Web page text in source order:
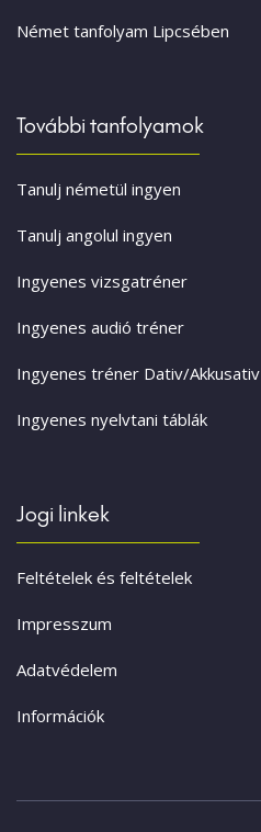
Német tanfolyam Lipcsében
További tanfolyamok
Tanulj németül ingyen
Tanulj angolul ingyen
Ingyenes vizsgatréner
Ingyenes audió tréner
Ingyenes tréner Dativ/Akkusativ
Ingyenes nyelvtani táblák
Jogi linkek
Feltételek és feltételek
Impresszum
Adatvédelem
Információk